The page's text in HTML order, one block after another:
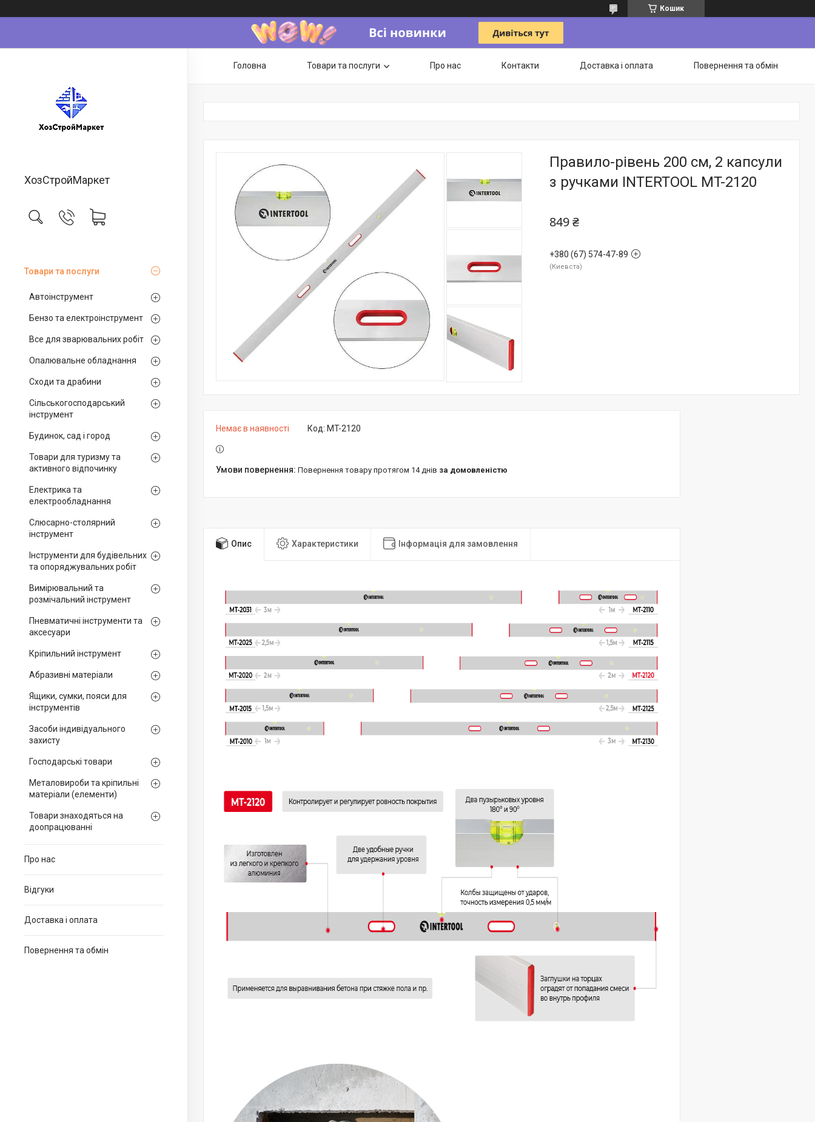
Кошик
ХозСтройМаркет
Товари та послуги
Автоінструмент
Бензо та електроінструмент
Все для зварювальних робіт
Опалювальне обладнання
Сходи та драбини
Сільськогосподарський
інструмент
Будинок, сад і город
Товари для туризму та
активного відпочинку
Електрика та
електрообладнання
Слюсарно-столярний
інструмент
Інструменти для будівельних
та опоряджувальних робіт
Вимірювальний та
розмічальний інструмент
Пневматичні інструменти та
аксесуари
Кріпильний інструмент
Абразивні матеріали
Ящики, сумки, пояси для
інструментів
Засоби індивідуального
захисту
Господарські товари
Металовироби та кріпильні
матеріали (елементи)
Товари знаходяться на
доопрацюванні
Про нас
Відгуки
Доставка і оплата
Повернення та обмін
Головна Товари та послуги Про нас Контакти Доставка і оплата Повернення та обмін
Правило-рівень 200 см, 2 капсули
з ручками INTERTOOL MT-2120
849 ₴
+380 (67) 574-47-89
Киевста
Немає в наявності Код: MT-2120
повернення товару протягом 14 днів за домовленістю
Опис Характеристики Інформація для замовлення